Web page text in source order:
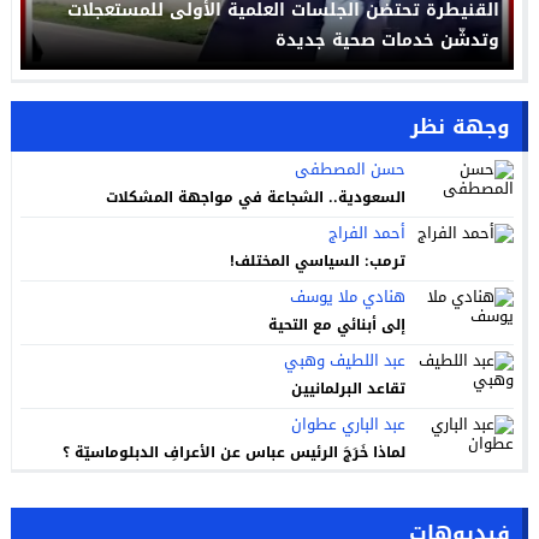
القنيطرة تحتضن الجلسات العلمية الأولى للمستعجلات
وتدشّن خدمات صحية جديدة
وجهة نظر
حسن المصطفى
السعودية.. الشجاعة في مواجهة المشكلات
أحمد الفراج
ترمب: السياسي المختلف!
هنادي ملا يوسف
إلى أبنائي مع التحية
عبد اللطيف وهبي
تقاعد البرلمانيين
عبد الباري عطوان
لماذا خَرَجَ الرئيس عباس عن الأعرافِ الدبلوماسيّة ؟